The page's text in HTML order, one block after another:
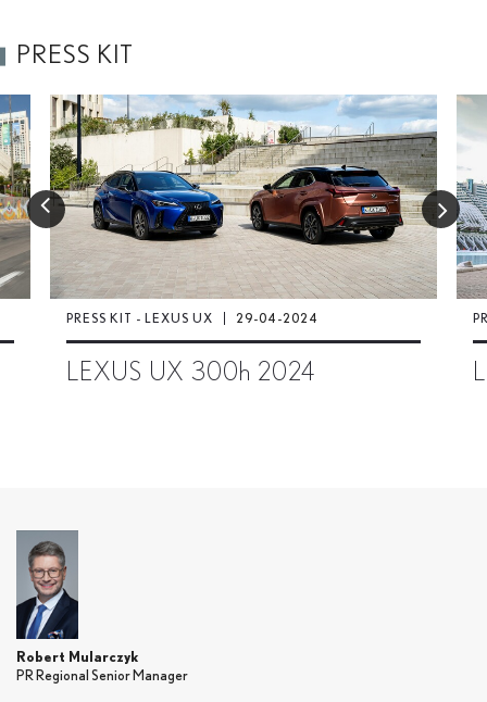
PRESS KIT
PRESS KIT - LEXUS UX 29-04-2024
LEXUS UX 300h 2024
Robert Mularczyk
PR Regional Senior Manager